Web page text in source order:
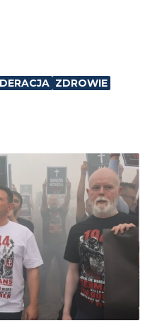
ZDROWIE